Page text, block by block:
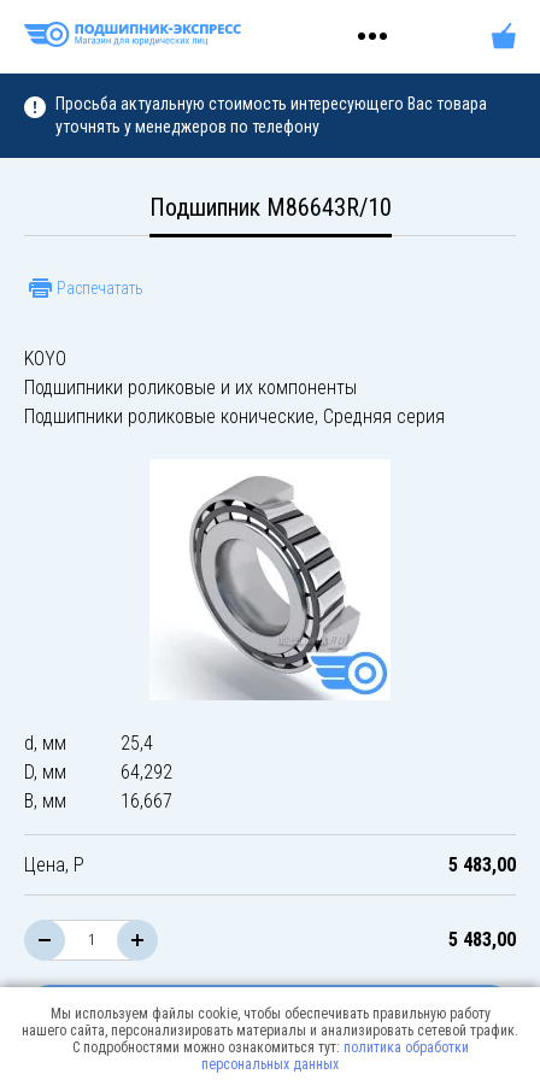
Просьба актуальную стоимость интересующего Вас товара
уточнять у менеджеров по телефону
Подшипник M86643R/10
Распечатать
KOYO
Подшипники роликовые и их компоненты
Подшипники роликовые конические, Средняя серия
d, мм
25,4
D, мм
64,292
B, мм
16,667
Цена, Р 5 483,00
5 483,00
В корзину
Мы используем файлы cookie, чтобы обеспечивать правильную работу
нашего сайта, персонализировать материалы и анализировать сетевой трафик.
С подробностями можно ознакомиться тут: политика обработки
персональных данных